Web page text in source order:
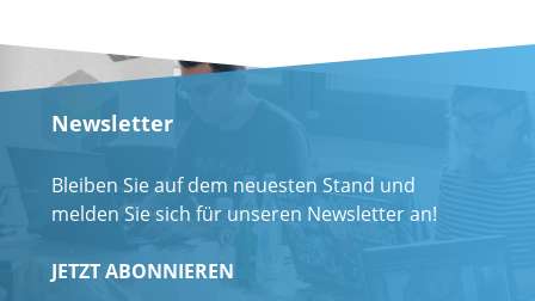
Newsletter
Bleiben Sie auf dem neuesten Stand und
melden Sie sich für unseren Newsletter an!
JETZT ABONNIEREN